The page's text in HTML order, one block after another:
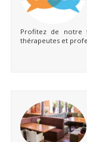
Profitez de notre
thérapeutes et